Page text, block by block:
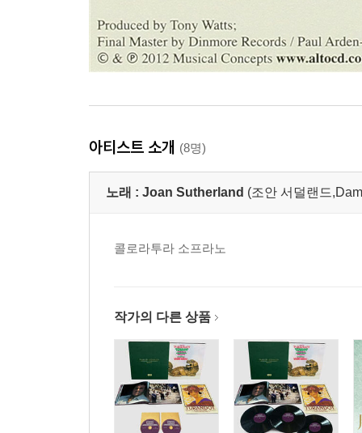
아티스트 소개 (8명)
노래 : Joan Sutherland (조안 서덜랜드
콜로라투라 소프라노
작가의 다른 상품